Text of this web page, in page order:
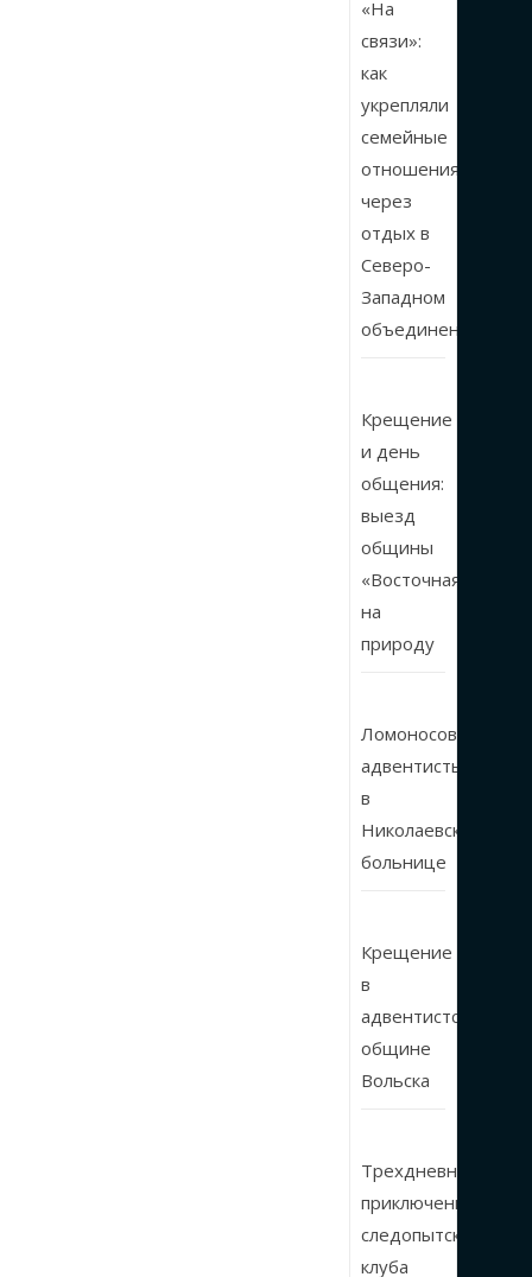
«На
связи»:
как
укрепляли
семейные
отношения
через
отдых в
Северо-
Западном
объединении
Крещение
и день
общения:
выезд
общины
«Восточная»
на
природу
Ломоносовские
адвентисты
в
Николаевской
больнице
Крещение
в
адвентистской
общине
Вольска
Трехдневные
приключения
следопытского
клуба